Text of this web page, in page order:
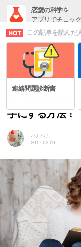
恋愛の科学を
アプリでチェック
# もっと幸せな恋愛をするため
もっとラブラ
手にする方法！
ハナハナ
2017.02.09
この記事を読んだ
連絡問題診断書